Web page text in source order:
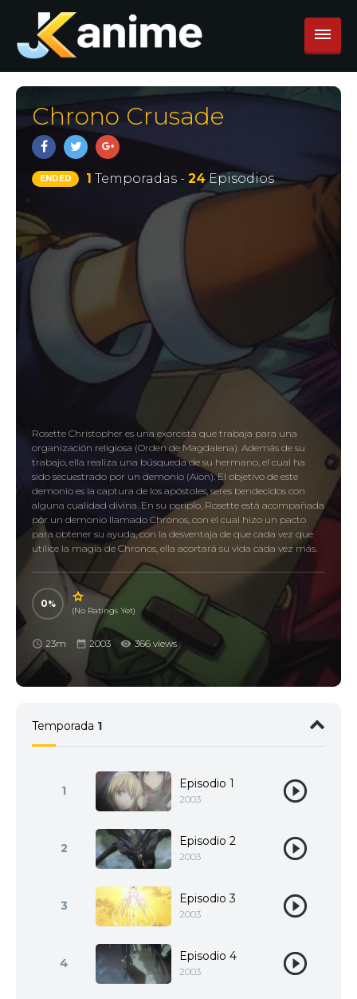
Chrono Crusade
ENDED 1 Temporadas - 24Episodios
Rosette Christopher es una exorcista que trabaja para una
organización religiosa (Orden de Magdalena). Además de su
trabajo, ella realiza una búsqueda de su hermano, el cual ha
sido secuestrado por un demonio (Aion). El objetivo de este
demonio es la captura de los apóstoles, seres bendecidos con
alguna cualidad divina. En su periplo, Rosette está acompañada
por un demonio llamado Chronos, con el cual hizo un pacto
para obtener su ayuda, con la desventaja de que cada vez que
utilice la magia de Chronos, ella acortará su vida cada vez más.
0
(No Ratings Yet)
23m 2003 366 views
Temporada 1
1 Episodio 1
2003
2 Episodio 2
2003
3 Episodio 3
2003
4 Episodio 4
2003